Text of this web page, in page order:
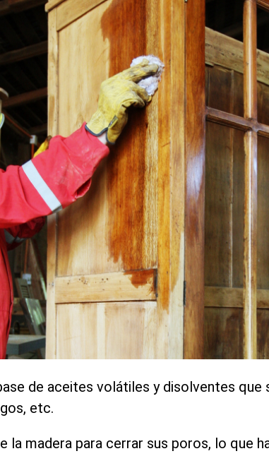
de aceites volátiles y disolventes
etc.
la madera para cerrar sus poros, lo que